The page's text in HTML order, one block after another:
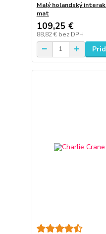
Malý holandský
mat
109,25 €
88,82 € bez DPH